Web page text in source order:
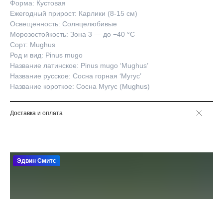
Форма: Кустовая
Ежегодный прирост: Карлики (8-15 см)
Освещенность: Солнцелюбивые
Морозостойкость: Зона 3 — до −40 °C
Сорт: Mughus
Род и вид: Pinus mugo
Название латинское: Pinus mugo ‘Mughus’
Название русское: Сосна горная ‘Мугус’
Название короткое: Сосна Мугус (Mughus)
Доставка и оплата
Эдвин Смитс